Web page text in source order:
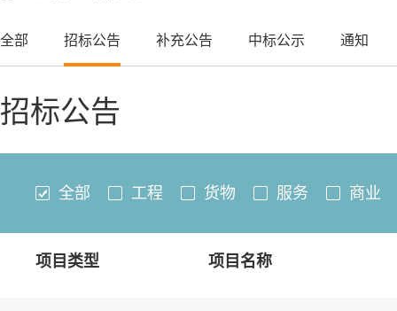
全部 招标公告 补充公告 中标公示 通知
招标公告
全部 工程 货物 服务 商业
项目类型 项目名称